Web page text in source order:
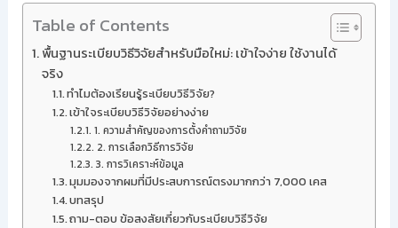
Table of Contents
พื้นฐานระเบียบวิธีวิจัยสำหรับมือใหม่: เข้าใจง่าย ใช้งานได้
จริง
ทำไมต้องเรียนรู้ระเบียบวิธีวิจัย?
เข้าใจระเบียบวิธีวิจัยอย่างง่าย
1. ความสำคัญของการตั้งคำถามวิจัย
2. การเลือกวิธีการวิจัย
3. การวิเคราะห์ข้อมูล
มุมมองจากผมที่มีประสบการณ์ตรงมากกว่า 7,000 เคส
บทสรุป
ถาม-ตอบ ข้อสงสัยเกี่ยวกับระเบียบวิธีวิจัย